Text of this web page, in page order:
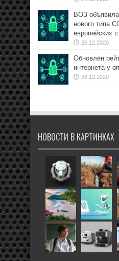
ВОЗ
нового типа
европейских
26.12.2020
Обновлён
интернета у
28.12.2020
НОВОСТИ В КАРТИНКАХ